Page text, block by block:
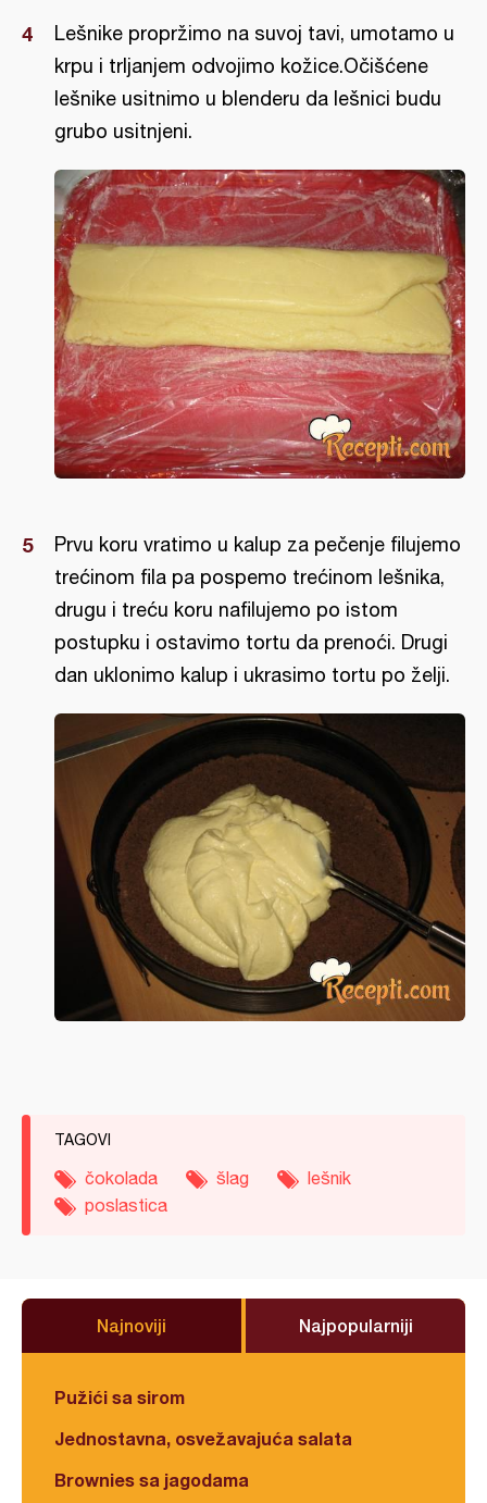
Lešnike propržimo na suvoj tavi, umotamo u
krpu i trljanjem odvojimo kožice.Očišćene
lešnike usitnimo u blenderu da lešnici budu
grubo usitnjeni.
Prvu koru vratimo u kalup za pečenje filujemo
trećinom fila pa pospemo trećinom lešnika,
drugu i treću koru nafilujemo po istom
postupku i ostavimo tortu da prenoći. Drugi
dan uklonimo kalup i ukrasimo tortu po želji.
TAGOVI
čokolada šlag
lešnik
poslastica
Najnoviji Najpopularniji
Pužići sa sirom
Jednostavna, osvežavajuća salata
Brownies sa jagodama